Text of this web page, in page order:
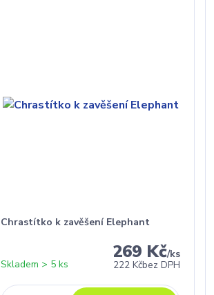
Chrastítko k zavěšení Elephant
269 Kč/ks
222 Kčbez DPH
Skladem > 5 ks